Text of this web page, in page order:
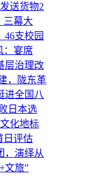
送货物2
三幕大
46支校园
：宴席
层治理改
，陇东革
进全国八
日本选
化地标
日评估
，演绎从
文旅”